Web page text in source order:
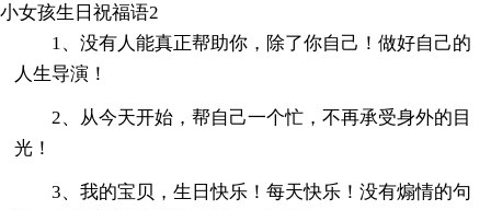
小女孩生日祝福语2
1、没有人能真正帮助你，除了你自己！做好自己的
人生导演！
2、从今天开始，帮自己一个忙，不再承受身外的目
光！
3、我的宝贝，生日快乐！每天快乐！没有煽情的句